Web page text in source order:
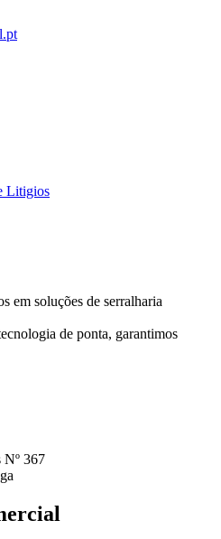
Litigios
em soluções de serralharia
de ponta, garantimos
Nº 367